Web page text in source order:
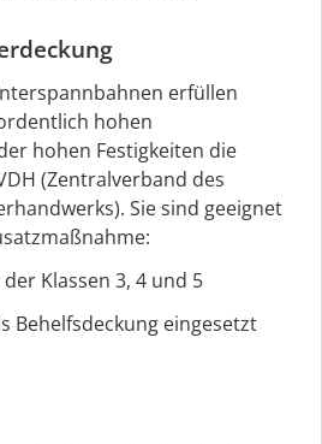
erfüllen
hohen
hohen Festigkeiten die
(Zentralverband des
Sie sind geeignet
Klassen 3, 4 und 5
Behelfsdeckung eingesetzt